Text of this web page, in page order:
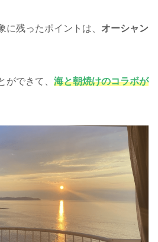
に残ったポイントは、 オーシャン
ができて、 海と朝焼けのコラボが